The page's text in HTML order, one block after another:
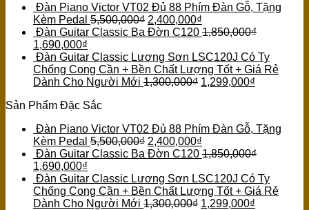
Đàn Piano Victor VT02 Đủ 88 Phím Đàn Gỗ, Tặng
Kèm Pedal 5,500,000₫ 2,400,000₫
Đàn Guitar Classic Ba Đờn C120 1,850,000₫
1,690,000₫
Đàn Guitar Classic Lương Sơn LSC120J Có Ty
Chống Cong Cần + Bền Chất Lượng Tốt + Giá Rẻ
Dành Cho Người Mới 1,300,000₫ 1,299,000₫
Sản Phẩm Đặc Sắc
Đàn Piano Victor VT02 Đủ 88 Phím Đàn Gỗ, Tặng
Kèm Pedal 5,500,000₫ 2,400,000₫
Đàn Guitar Classic Ba Đờn C120 1,850,000₫
1,690,000₫
Đàn Guitar Classic Lương Sơn LSC120J Có Ty
Chống Cong Cần + Bền Chất Lượng Tốt + Giá Rẻ
Dành Cho Người Mới 1,300,000₫ 1,299,000₫